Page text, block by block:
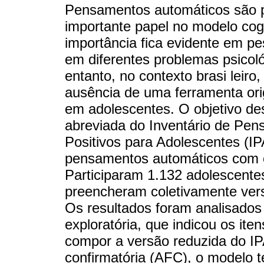
Pensamentos automáticos
importante papel no modelo
importância fica evidente em
em diferentes problemas
entanto, no contexto brasi
ausência de uma ferramenta
em adolescentes. O objetivo
abreviada do Inventário de
Positivos para Adolescentes
pensamentos automáticos
Participaram 1.132
preencheram coletivamente
Os resultados foram
exploratória, que indicou os
compor a versão reduzida do
confirmatória (AFC), o modelo